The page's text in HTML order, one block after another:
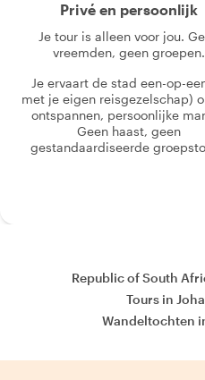
Privé en persoonlijk
Je tour is alleen voor jou.
vreemden, geen groepen.
Je ervaart de stad een-op-
met je eigen reisgezelschap)
ontspannen, persoonlijke
Geen haast, geen
gestandaardiseerde
Republic of South
Tours in
Wandeltochten